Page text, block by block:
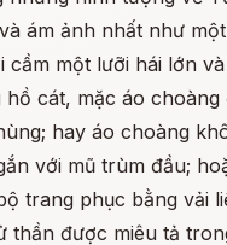
ám ảnh nhất như
cầm một lưỡi hái lớn
hồ cát, mặc áo choàng
hay áo choàng
với mũ trùm đầu;
trang phục bằng vải
thần được miêu tả